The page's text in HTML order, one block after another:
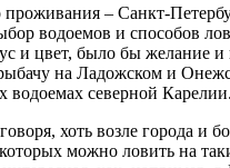
– Санкт-
водоемов и способов
и цвет, было бы желание
на Ладожском и
водоемах северной Карелии.
хоть возле города и
можно ловить на